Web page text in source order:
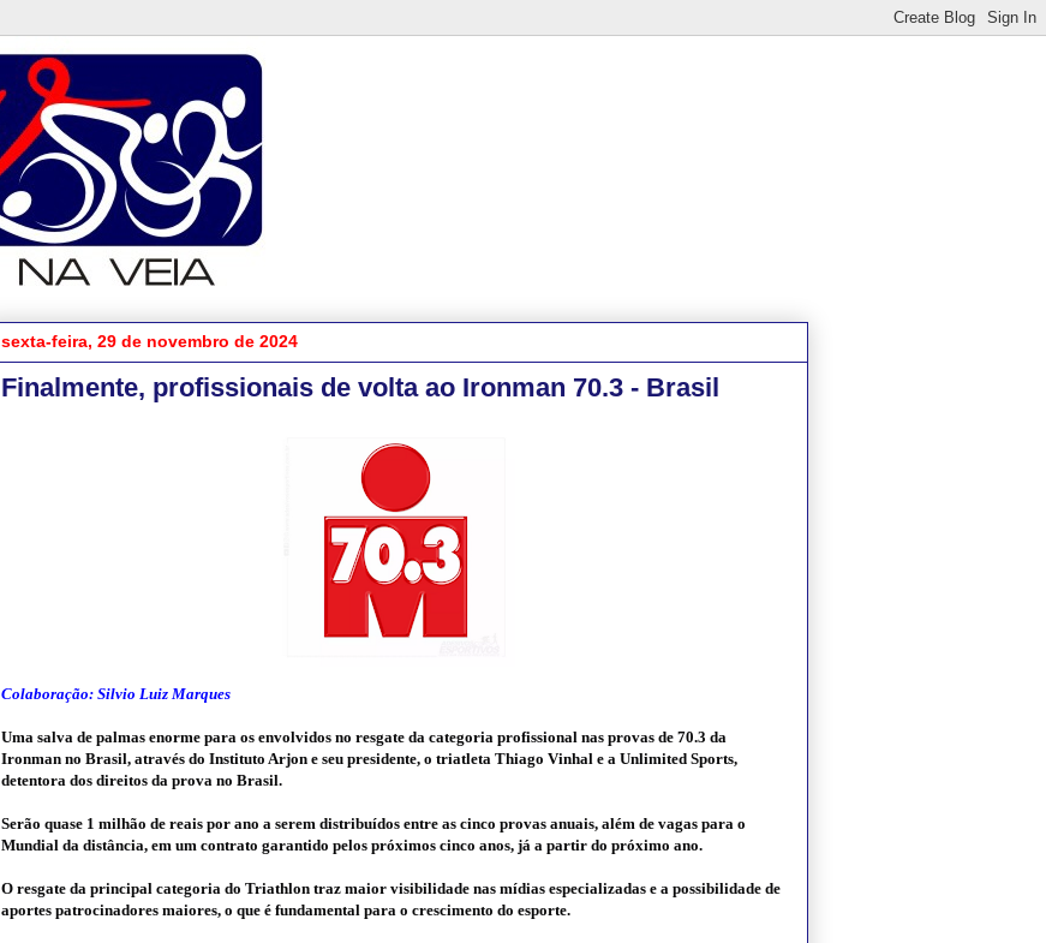
sexta-feira, 29 de novembro de 2024
Finalmente, profissionais de volta ao Ironman 70.3 - Brasil
Colaboração: Silvio Luiz Marques
Uma salva de palmas enorme para os envolvidos no resgate da categoria profissional nas provas de 70.3 da
Ironman no Brasil, através do Instituto Arjon e seu presidente, o triatleta Thiago Vinhal e a Unlimited Sports,
detentora dos direitos da prova no Brasil.
Serão quase 1 milhão de reais por ano a serem distribuídos entre as cinco provas anuais, além de vagas para o
Mundial da distância, em um contrato garantido pelos próximos cinco anos, já a partir do próximo ano.
O resgate da principal categoria do Triathlon traz maior visibilidade nas mídias especializadas e a possibilidade de
aportes patrocinadores maiores, o que é fundamental para o crescimento do esporte.